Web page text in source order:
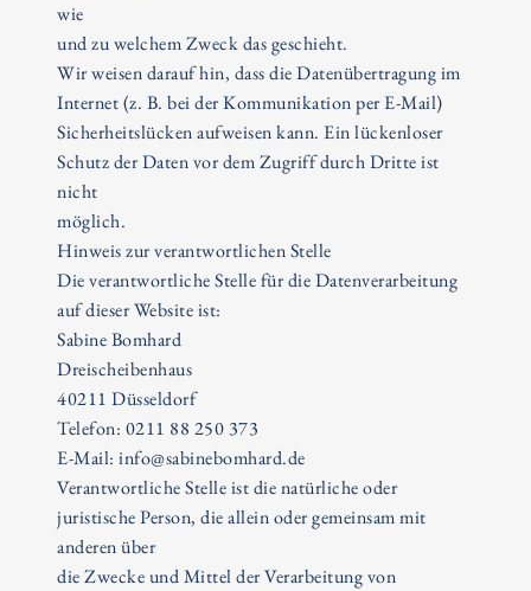
wie
und zu welchem Zweck das geschieht.
Wir weisen darauf hin, dass die Datenübertragung im
Internet (z. B. bei der Kommunikation per E-Mail)
Sicherheitslücken aufweisen kann. Ein lückenloser
Schutz der Daten vor dem Zugriff durch Dritte ist
nicht
möglich.
Hinweis zur verantwortlichen Stelle
Die verantwortliche Stelle für die Datenverarbeitung
auf dieser Website ist:
Sabine Bomhard
Dreischeibenhaus
40211 Düsseldorf
Telefon: 0211 88 250 373
E-Mail: info@sabinebomhard.de
Verantwortliche Stelle ist die natürliche oder
juristische Person, die allein oder gemeinsam mit
anderen über
die Zwecke und Mittel der Verarbeitung von